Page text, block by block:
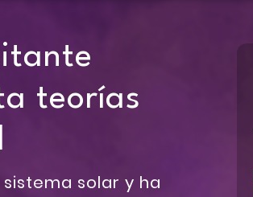
teorías
solar y ha